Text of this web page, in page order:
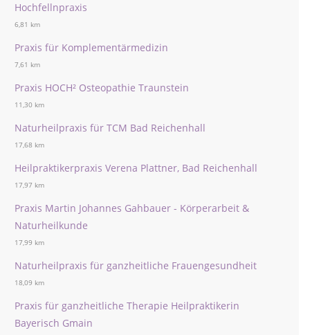
Hochfellnpraxis
6,81 km
Praxis für Komplementärmedizin
7,61 km
Praxis HOCH² Osteopathie Traunstein
11,30 km
Naturheilpraxis für TCM Bad Reichenhall
17,68 km
Heilpraktikerpraxis Verena Plattner, Bad Reichenhall
17,97 km
Praxis Martin Johannes Gahbauer - Körperarbeit &
Naturheilkunde
17,99 km
Naturheilpraxis für ganzheitliche Frauengesundheit
18,09 km
Praxis für ganzheitliche Therapie Heilpraktikerin
Bayerisch Gmain